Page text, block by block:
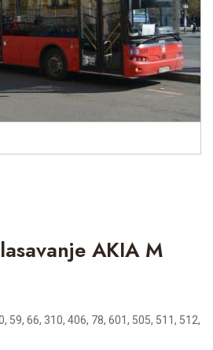
AKIA M
59, 66, 310, 406, 78, 601, 505, 511, 512,